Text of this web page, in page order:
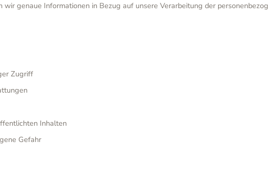
genaue Informationen in Bezug auf unsere Verarbeitung der
Zugriff
Inhalten
Gefahr